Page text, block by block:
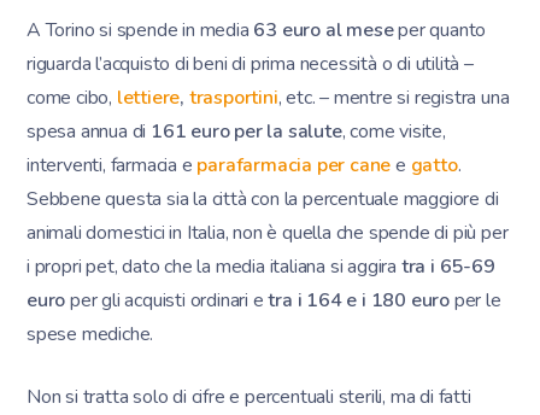
A Torino si spende in media 63 euro al meseper quanto
riguarda l’acquisto di beni di prima necessità o di utilità –
come cibo, lettiere, trasportini, etc. – mentre si registra una
spesa annua di 161 euro per la salute, come visite,
interventi, farmacia e parafarmacia per canee gatto.
Sebbene questa sia la città con la percentuale maggiore di
animali domestici in Italia, non è quella che spende di più per
i propri pet, dato che la media italiana si aggira tra i 65-69
europer gli acquisti ordinari etra i 164 e i 180 europer le
spese mediche.
Non si tratta solo di cifre e percentuali sterili, ma di fatti